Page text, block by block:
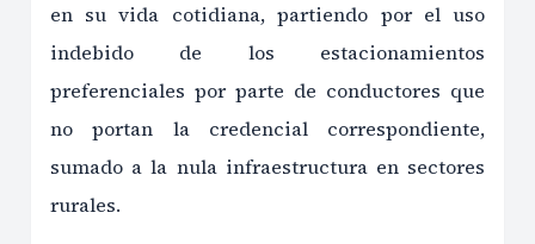
en su vida cotidiana, partiendo por el uso
indebido de los estacionamientos
preferenciales por parte de conductores que
no portan la credencial correspondiente,
sumado a la nula infraestructura en sectores
rurales.